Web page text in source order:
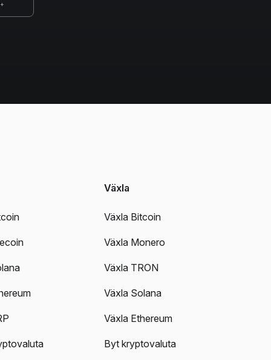
Växla
Växla Bitcoin
Växla Monero
Växla TRON
Växla Solana
Växla Ethereum
Byt kryptovaluta